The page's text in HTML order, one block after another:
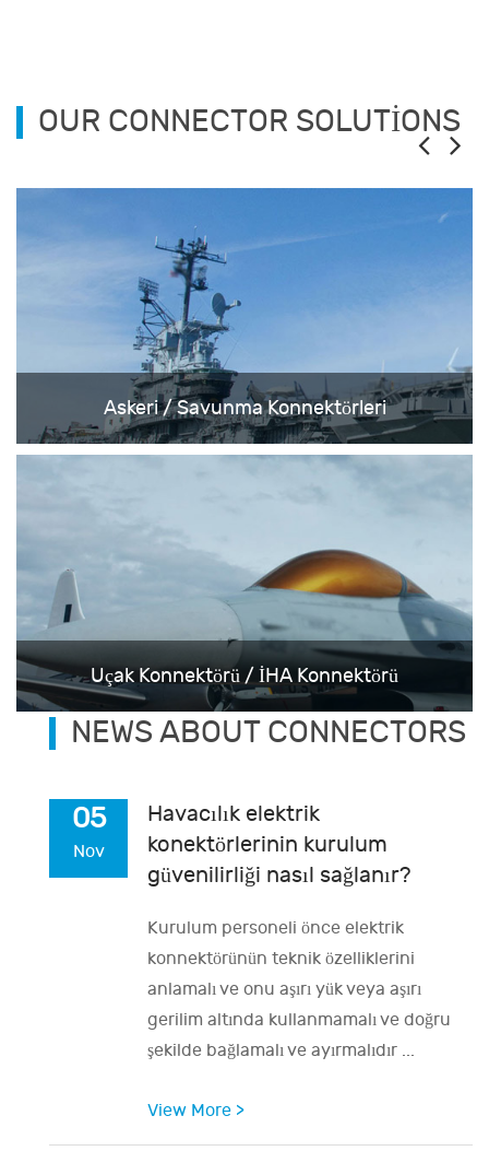
OUR CONNECTOR SOLUTIONS
Askeri / Savunma Konnektörleri
Uçak Konnektörü / İHA Konnektörü
NEWS ABOUT CONNECTORS
05
Nov
Havacılık elektrik
konektörlerinin kurulum
güvenilirliği nasıl sağlanır?
Kurulum personeli önce elektrik
konnektörünün teknik özelliklerini
anlamalı ve onu aşırı yük veya aşırı
gerilim altında kullanmamalı ve doğru
şekilde bağlamalı ve ayırmalıdır ...
View More >